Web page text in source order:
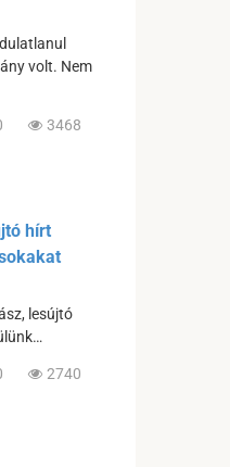
volt. Nem
3468
hírt
lesújtó
2740